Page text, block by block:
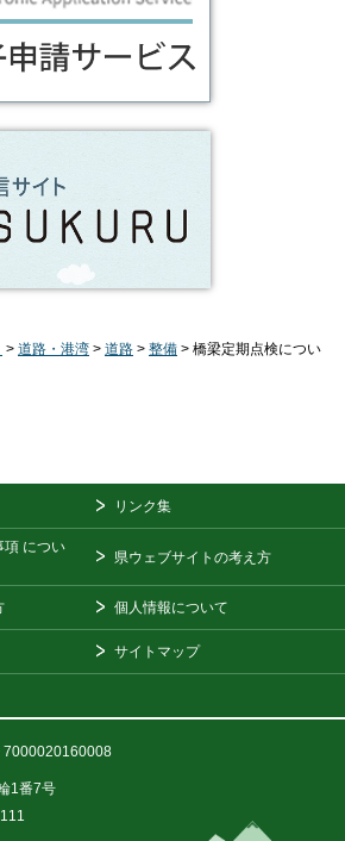
> 道路・港湾 > 道路 > 整備 > 橋梁定期点検につい
リンク集
項 につい
県ウェブサイトの考え方
個人情報について
サイトマップ
7000020160008
1番7号